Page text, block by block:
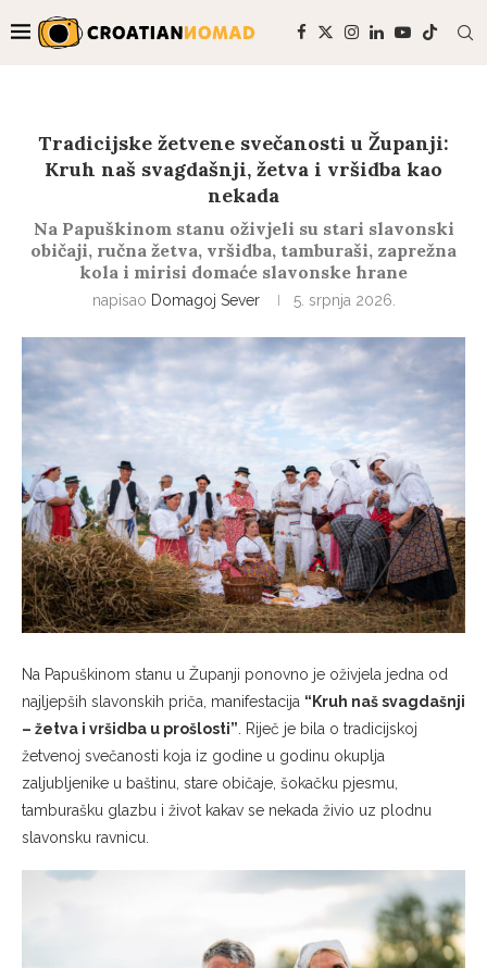
Tradicijske žetvene svečanosti u Županji:
Kruh naš svagdašnji, žetva i vršidba kao
nekada
Na Papuškinom stanu oživjeli su stari slavonski
običaji, ručna žetva, vršidba, tamburaši, zaprežna
kola i mirisi domaće slavonske hrane
napisao Domagoj Sever 5. srpnja 2026.
Na Papuškinom stanu u Županji ponovno je oživjela jedna od
najljepših slavonskih priča, manifestacija “Kruh naš svagdašnji
– žetva i vršidba u prošlosti” . Riječ je bila o tradicijskoj
žetvenoj svečanosti koja iz godine u godinu okuplja
zaljubljenike u baštinu, stare običaje, šokačku pjesmu,
tamburašku glazbu i život kakav se nekada živio uz plodnu
slavonsku ravnicu.